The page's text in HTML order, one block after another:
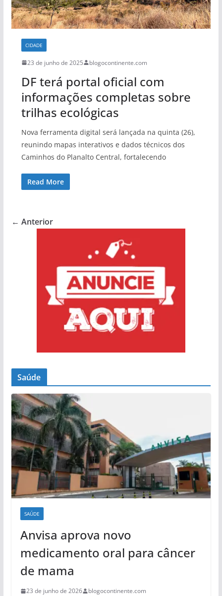
CIDADE
23 de junho de 2025 blogocontinente.com
DF terá portal oficial com
informações completas sobre
trilhas ecológicas
Nova ferramenta digital será lançada na quinta (26),
reunindo mapas interativos e dados técnicos dos
Caminhos do Planalto Central, fortalecendo
Read More
← Anterior
Saúde
SAÚDE
Anvisa aprova novo
medicamento oral para câncer
de mama
23 de junho de 2026 blogocontinente.com